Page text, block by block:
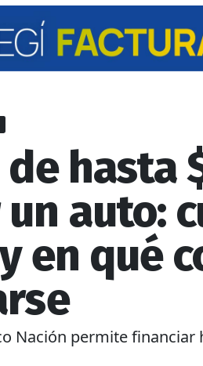
hasta
auto:
en qué
Nación permite